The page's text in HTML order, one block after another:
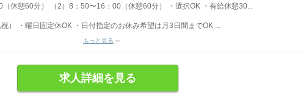
休憩60分） （2）8：50〜16：00（休憩60分） ・選択OK ・有給休憩30...
） ・曜日固定休OK ・日付指定のお休み希望は月3日間までOK ...
もっと見る
求人詳細を見る